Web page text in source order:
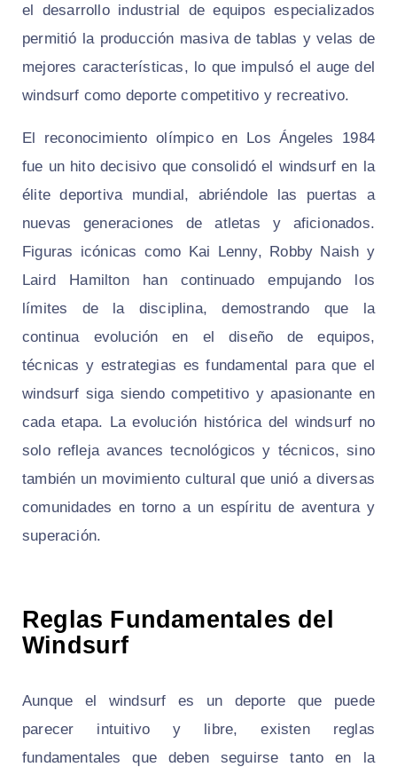
el desarrollo industrial de equipos especializados
permitió la producción masiva de tablas y velas de
mejores características, lo que impulsó el auge del
windsurf como deporte competitivo y recreativo.
El reconocimiento olímpico en Los Ángeles 1984
fue un hito decisivo que consolidó el windsurf en la
élite deportiva mundial, abriéndole las puertas a
nuevas generaciones de atletas y aficionados.
Figuras icónicas como Kai Lenny, Robby Naish y
Laird Hamilton han continuado empujando los
límites de la disciplina, demostrando que la
continua evolución en el diseño de equipos,
técnicas y estrategias es fundamental para que el
windsurf siga siendo competitivo y apasionante en
cada etapa. La evolución histórica del windsurf no
solo refleja avances tecnológicos y técnicos, sino
también un movimiento cultural que unió a diversas
comunidades en torno a un espíritu de aventura y
superación.
Reglas Fundamentales del
Windsurf
Aunque el windsurf es un deporte que puede
parecer intuitivo y libre, existen reglas
fundamentales que deben seguirse tanto en la